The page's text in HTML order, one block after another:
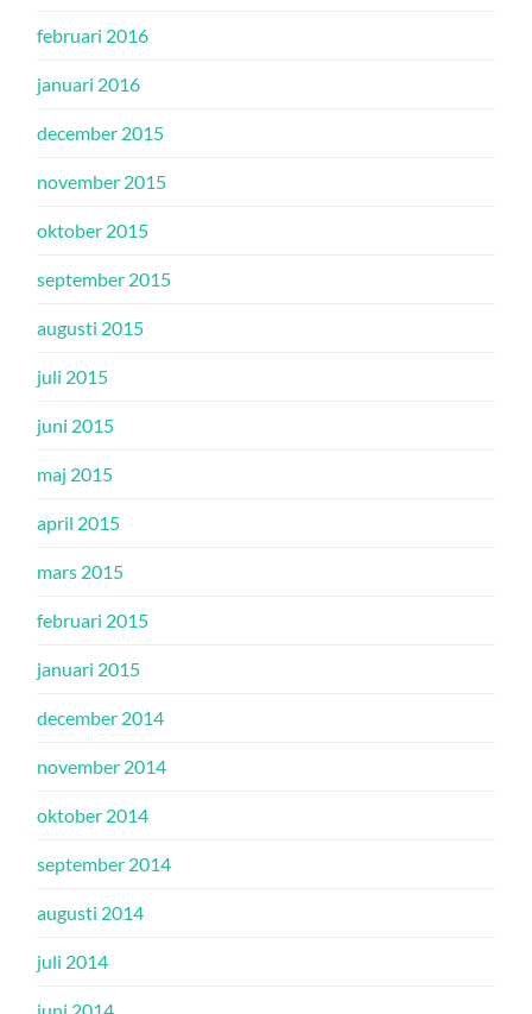
februari 2016
januari 2016
december 2015
november 2015
oktober 2015
september 2015
augusti 2015
juli 2015
juni 2015
maj 2015
april 2015
mars 2015
februari 2015
januari 2015
december 2014
november 2014
oktober 2014
september 2014
augusti 2014
juli 2014